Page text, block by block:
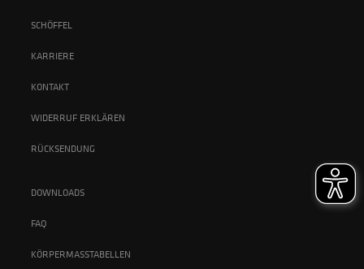
SCHÖFFEL
KARRIERE
KONTAKT
WIDERRUF ERKLÄREN
RÜCKSENDUNG
DOWNLOADS
FAQ
KÖRPERMASSTABELLEN